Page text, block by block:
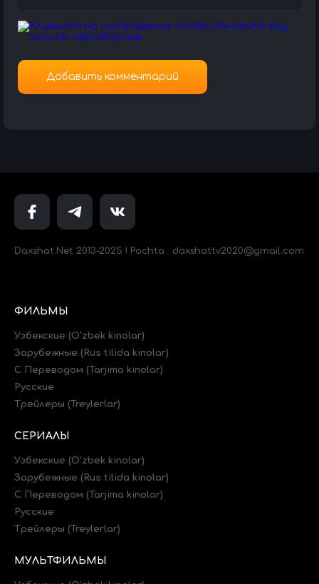
Daxshat.Net 2013-2025 ! Pochta : daxshattv2020@gmail.com
ФИЛЬМЫ
Узбекские (O'zbek kinolar)
Зарубежные (Rus tilida kinolar)
C Переводом (Tarjima kinolar)
Русские
Трейлеры (Treylerlar)
СЕРИАЛЫ
Узбекские (O'zbek kinolar)
Зарубежные (Rus tilida kinolar)
C Переводом (Tarjima kinolar)
Русские
Трейлеры (Treylerlar)
МУЛЬТФИЛЬМЫ